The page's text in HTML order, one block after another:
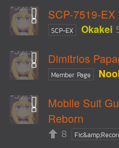
SCP-7519-
SCP-EX Okakei
Dimitrios
Member Page
Mobile Suit
Reborn
8